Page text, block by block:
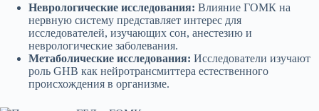
Неврологические исследования: Влияние ГОМК на
нервную систему представляет интерес для
исследователей, изучающих сон, анестезию и
неврологические заболевания.
Метаболические исследования: Исследователи изучают
роль GHB как нейротрансмиттера естественного
происхождения в организме.